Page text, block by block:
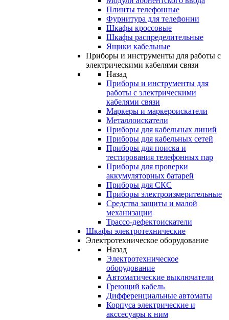
Плинты телефонные
Фурнитура для телефонии
Шкафы кроссовые
Шкафы распределительные
Ящики кабельные
Приборы и инструменты для работы с
электрическими кабелями связи
Назад
Приборы и инструменты для
работы с электрическими
кабелями связи
Маркеры и маркероискатели
Металлоискатели
Приборы для кабельных линий
Приборы для кабельных сетей
Приборы для поиска и
тестирования телефонных пар
Приборы для проверки
аккумуляторных батарей
Приборы для СКС
Приборы электроизмерительные
Средства защиты и малой
механизации
Трассо-дефектоискатели
Шкафы электротехнические
Электротехническое оборудование
Назад
Электротехническое
оборудование
Автоматические выключатели
Греющий кабель
Дифференциальные автоматы
Корпуса электрические и
акссесуары к ним